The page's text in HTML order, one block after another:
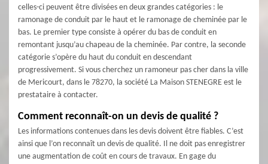
celles-ci peuvent être divisées en deux grandes catégories : le
ramonage de conduit par le haut et le ramonage de cheminée par le
bas. Le premier type consiste à opérer du bas de conduit en
remontant jusqu’au chapeau de la cheminée. Par contre, la seconde
catégorie s’opère du haut du conduit en descendant
progressivement. Si vous cherchez un ramoneur pas cher dans la ville
de Mericourt, dans le 78270, la société La Maison STENEGRE est le
prestataire à contacter.
Comment reconnaît-on un devis de qualité ?
Les informations contenues dans les devis doivent être fiables. C’est
ainsi que l’on reconnaît un devis de qualité. Il ne doit pas enregistrer
une augmentation de coût en cours de travaux. En gage du